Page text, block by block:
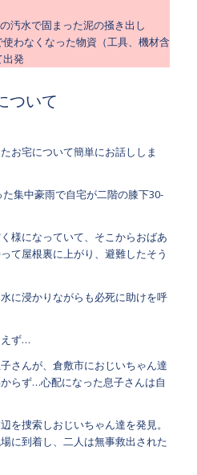
汚水で固まった泥の掻き出し
わなくなった物資（工具、機材含
出発
ついて
お宅について簡単にお話ししま
集中豪雨で自宅が二階の膝下30-
様になっていて、そこからおばあ
て屋根裏に上がり、避難したそう
に浸かりながらも必死に助けを呼
えず…
さんが、倉敷市におじいちゃん達
らず…心配になった息子さんは自
を捜索しおじいちゃん達を発見。
に到着し、二人は無事救出された